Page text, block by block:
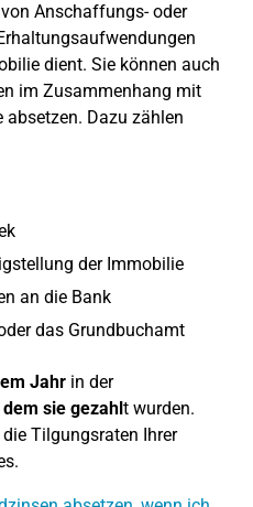
Anschaffungs- oder
dient. Sie können auch
im Zusammenhang mit
absetzen. Dazu zählen
der Immobilie
an die Bank
das Grundbuchamt
Jahr in der
dem sie gezahlt wurden.
Tilgungsraten Ihrer